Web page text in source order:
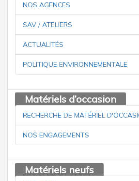
NOS AGENCES
SAV / ATELIERS
ACTUALITÉS
POLITIQUE ENVIRONNEMENTALE
Matériels d’occasion
RECHERCHE DE MATÉRIEL
NOS ENGAGEMENTS
Matériels neufs